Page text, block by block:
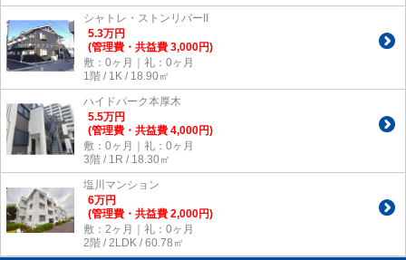
シャトレ・ストンリバーII
5.3万円
(管理費・共益費 3,000円)
敷：0ヶ月｜礼：0ヶ月
1階 / 1K / 18.90㎡
ハイドパーク本厚木
5.5万円
(管理費・共益費 4,000円)
敷：0ヶ月｜礼：0ヶ月
3階 / 1R / 18.30㎡
塩川マンション
6万円
(管理費・共益費 2,000円)
敷：2ヶ月｜礼：0ヶ月
2階 / 2LDK / 60.78㎡